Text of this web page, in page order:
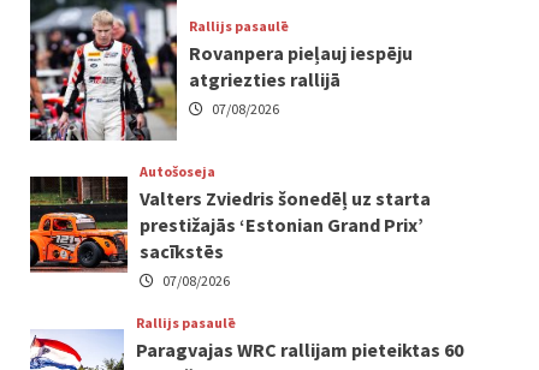
Rallijs pasaulē
Rovanpera pieļauj iespēju
atgriezties rallijā
07/08/2026
Autošoseja
Valters Zviedris šonedēļ uz starta
prestižajās ‘Estonian Grand Prix’
sacīkstēs
07/08/2026
Rallijs pasaulē
Paragvajas WRC rallijam pieteiktas 60